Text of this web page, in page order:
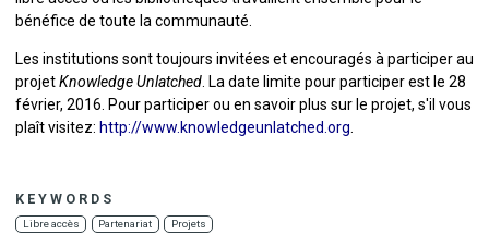
bénéfice de toute la communauté.
Les institutions sont toujours invitées et encouragés à participer au
projetKnowledge Unlatched. La date limite pour participer est le 28
février, 2016. Pour participer ou en savoir plus sur le projet, s'il vous
plaît visitez: http://www.knowledgeunlatched.org.
KEYWORDS
Libre accès Partenariat Projets